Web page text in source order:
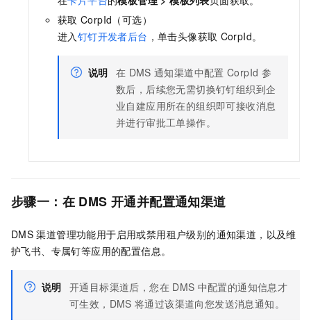
获取 CorpId（可选）
进入钉钉开发者后台 ，单击头像获取 CorpId。
说明 在 DMS 通知渠道中配置 CorpId 参
数后，后续您无需切换钉钉组织到企
业自建应用所在的组织即可接收消息
并进行审批工单操作。
步骤一：在 DMS 开通并配置通知渠道
DMS 渠道管理功能用于启用或禁用租户级别的通知渠道，以及维
护飞书、专属钉等应用的配置信息。
说明 开通目标渠道后，您在 DMS 中配置的通知信息才
可生效，DMS 将通过该渠道向您发送消息通知。